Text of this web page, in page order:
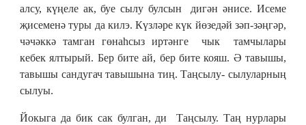
алсу, күңеле ак, буе сылу булсын дигән әнисе. Исеме
җисеменә туры да килэ. Күзләре күк йөзедәй зәп-зәңгәр,
чәчәккә тамган гөнаһсыз иртәнге чык тамчылары
кебек ялтырый. Бер бите ай, бер бите кояш. Ә тавышы,
тавышы сандугач тавышына тиң. Таңсылу- сылуларның
сылуы.
Йокыга да бик сак булган, ди Таңсылу. Таң нурлары